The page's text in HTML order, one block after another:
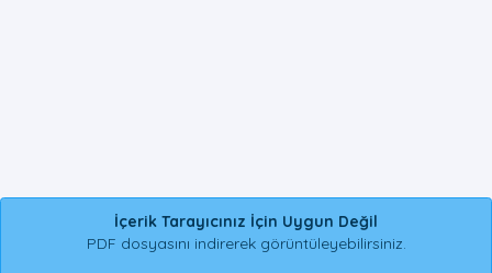
İçerik Tarayıcınız İçin Uygun Değil
PDF dosyasını indirerek görüntüleyebilirsiniz.